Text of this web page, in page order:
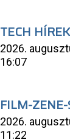
TECH HÍREK
2026.
16:07
FILM-
2026.
11:22